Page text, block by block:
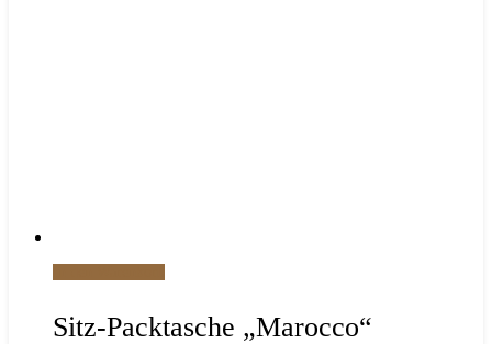
Sitz-Packtasche „Marocco“